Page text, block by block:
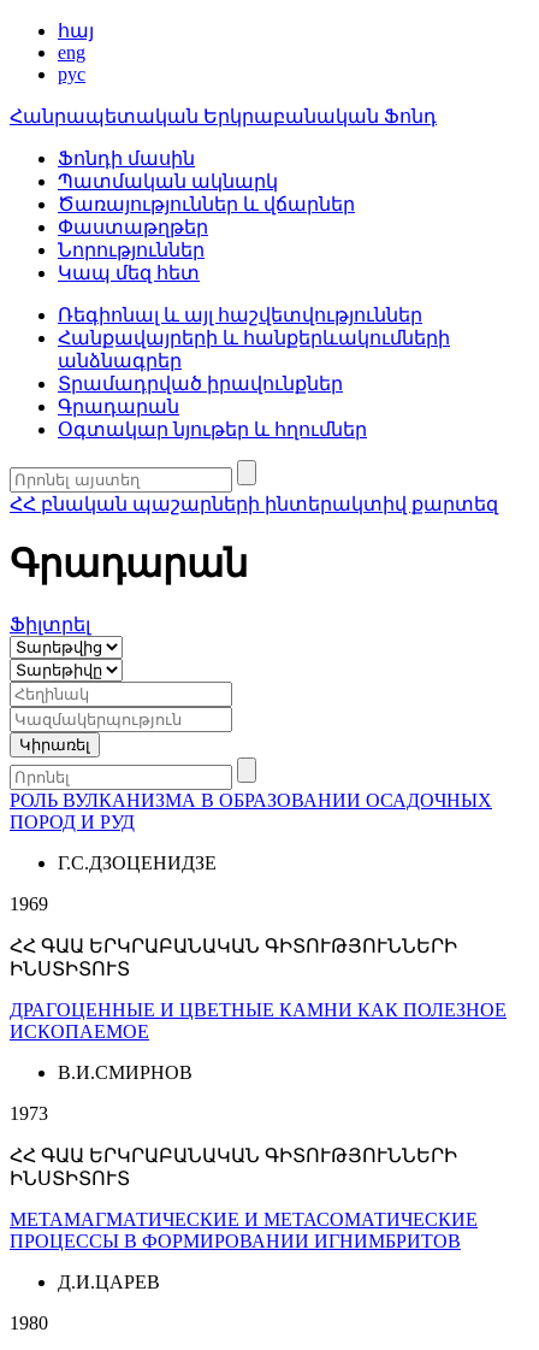
հայ
eng
рус
Հանրապետական Երկրաբանական Ֆոնդ
Ֆոնդի մասին
Պատմական ակնարկ
Ծառայություններ և վճարներ
Փաստաթղթեր
Նորություններ
Կապ մեզ հետ
Ռեգիոնալ և այլ հաշվետվություններ
Հանքավայրերի և հանքերևակումների
անձնագրեր
Տրամադրված իրավունքներ
Գրադարան
Օգտակար նյութեր և հղումներ
ՀՀ բնական պաշարների ինտերակտիվ քարտեզ
Գրադարան
Ֆիլտրել
РОЛЬ ВУЛКАНИЗМА В ОБРАЗОВАНИИ ОСАДОЧНЫХ
ПОРОД И РУД
Г.С.ДЗОЦЕНИДЗЕ
1969
ՀՀ ԳԱԱ ԵՐԿՐԱԲԱՆԱԿԱՆ ԳԻՏՈՒԹՅՈՒՆՆԵՐԻ
ԻՆՍՏԻՏՈՒՏ
ДРАГОЦЕННЫЕ И ЦВЕТНЫЕ КАМНИ КАК ПОЛЕЗНОЕ
ИСКОПАЕМОЕ
В.И.СМИРНОВ
1973
ՀՀ ԳԱԱ ԵՐԿՐԱԲԱՆԱԿԱՆ ԳԻՏՈՒԹՅՈՒՆՆԵՐԻ
ԻՆՍՏԻՏՈՒՏ
МЕТАМАГМАТИЧЕСКИЕ И МЕТАСОМАТИЧЕСКИЕ
ПРОЦЕССЫ В ФОРМИРОВАНИИ ИГНИМБРИТОВ
Д.И.ЦАРЕВ
1980